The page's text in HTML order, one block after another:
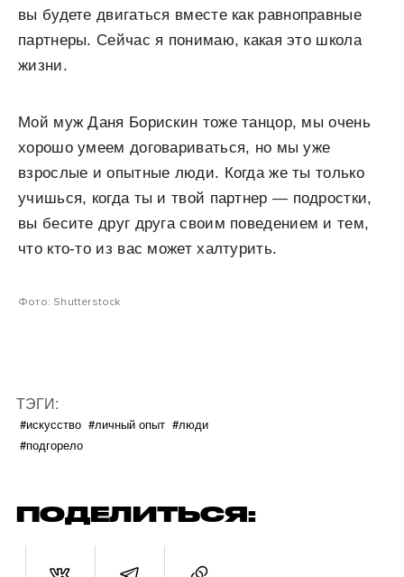
вы будете двигаться вместе как равноправные
партнеры. Сейчас я понимаю, какая это школа
жизни.
Мой муж Даня Борискин тоже танцор, мы очень
хорошо умеем договариваться, но мы уже
взрослые и опытные люди. Когда же ты только
учишься, когда ты и твой партнер — подростки,
вы бесите друг друга своим поведением и тем,
что кто-то из вас может халтурить.
Фото: Shutterstock
ТЭГИ:
#искусство #личный опыт #люди
#подгорело
ПОДЕЛИТЬСЯ: